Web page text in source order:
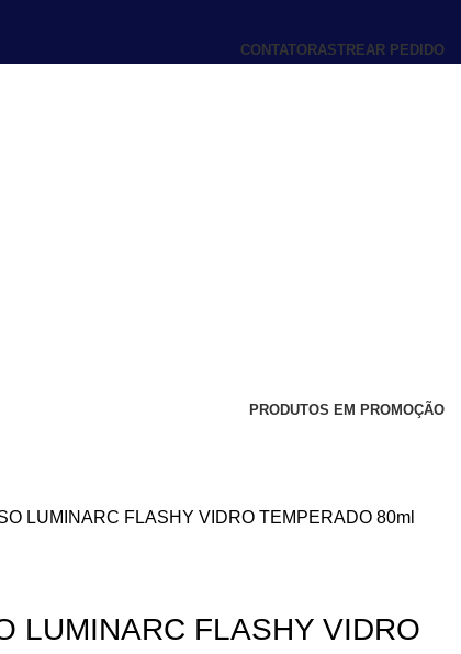
CONTATO RASTREAR PEDIDO
PRODUTOS EM PROMOÇÃO
LUMINARC FLASHY VIDRO TEMPERADO 80ml
LUMINARC FLASHY VIDRO